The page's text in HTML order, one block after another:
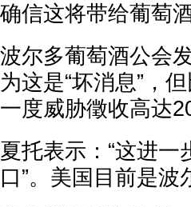
确信这将带给葡萄
波尔多葡萄酒公会
为这是“坏消息”，
一度威胁徵收高达
夏托表示：“这进
口”。美国目前是波